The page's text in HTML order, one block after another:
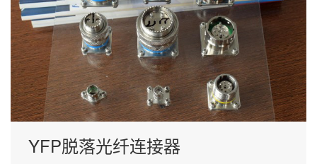
YFP脱落光纤连接器